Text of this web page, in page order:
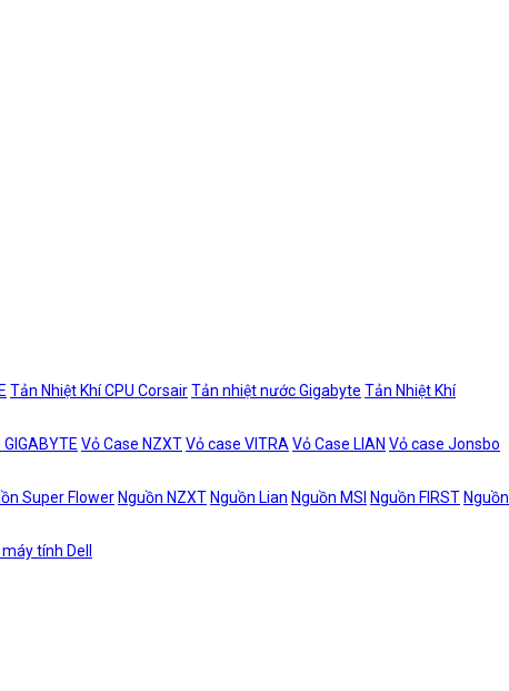
Tản Nhiệt Khí CPU CorsairTản nhiệt nước Gigabyte Tản Nhiệt Khí
Vỏ Case NZXTVỏ case VITRA Vỏ Case LIAN Vỏ case Jonsbo
Super Flower Nguồn NZXT Nguồn Lian Nguồn MSI Nguồn FIRST Nguồn
tính Dell